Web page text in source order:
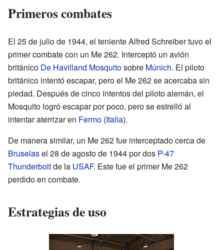
Primeros combates
El 25 de julio de 1944, el teniente Alfred Schreiber tuvo el
primer combate con un Me 262. Interceptó un avión
británico De Havilland Mosquitosobre Múnich. El piloto
británico intentó escapar, pero el Me 262 se acercaba sin
piedad. Después de cinco intentos del piloto alemán, el
Mosquito logró escapar por poco, pero se estrelló al
intentar aterrizar en Fermo (Italia).
De manera similar, un Me 262 fue interceptado cerca de
Bruselasel 28 de agosto de 1944 por dos P-47
Thunderboltde la USAF. Este fue el primer Me 262
perdido en combate.
Estrategias de uso